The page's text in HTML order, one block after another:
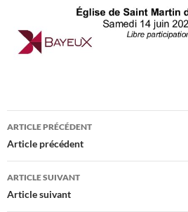
Navigation
des
articles
ARTICLE PRÉCÉDENT
Article précédent
ARTICLE SUIVANT
Article suivant